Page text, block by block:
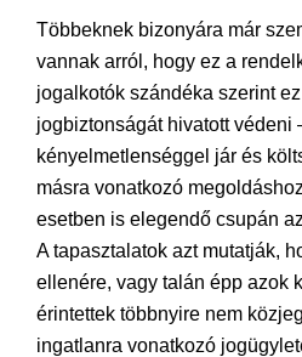
Többeknek bizonyára már
vannak arról, hogy ez a
jogalkotók szándéka szerint
jogbiztonságát hivatott védeni
kényelmetlenséggel jár és
másra vonatkozó
esetben is elegendő csupán
A tapasztalatok azt mutatják,
ellenére, vagy talán épp azok
érintettek többnyire nem
ingatlanra vonatkozó